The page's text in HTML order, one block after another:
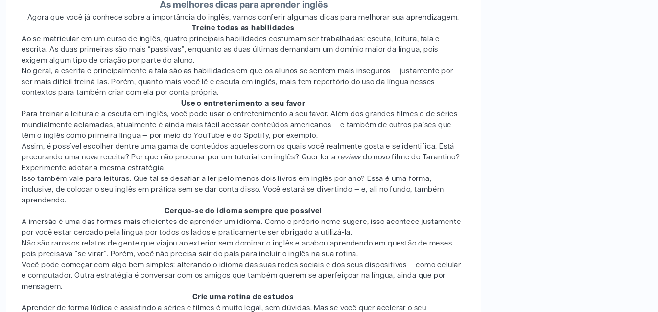
As melhores dicas para aprender inglês
Agora que você já conhece sobre a importância do inglês, vamos conferir algumas dicas para melhorar sua aprendizagem.
Treine todas as habilidades
Ao se matricular em um curso de inglês, quatro principais habilidades costumam ser trabalhadas: escuta, leitura, fala e
escrita. As duas primeiras são mais “passivas”, enquanto as duas últimas demandam um domínio maior da língua, pois
exigem algum tipo de criação por parte do aluno.
No geral, a escrita e principalmente a fala são as habilidades em que os alunos se sentem mais inseguros — justamente por
ser mais difícil treiná-las. Porém, quanto mais você lê e escuta em inglês, mais tem repertório do uso da língua nesses
contextos para também criar com ela por conta própria.
Use o entretenimento a seu favor
Para treinar a leitura e a escuta em inglês, você pode usar o entretenimento a seu favor. Além dos grandes filmes e de séries
mundialmente aclamadas, atualmente é ainda mais fácil acessar conteúdos americanos — e também de outros países que
têm o inglês como primeira língua — por meio do YouTube e do Spotify, por exemplo.
Assim, é possível escolher dentre uma gama de conteúdos aqueles com os quais você realmente gosta e se identifica. Está
procurando uma nova receita? Por que não procurar por um tutorial em inglês? Quer ler a reviewdo novo filme do Tarantino?
Experimente adotar a mesma estratégia!
Isso também vale para leituras. Que tal se desafiar a ler pelo menos dois livros em inglês por ano? Essa é uma forma,
inclusive, de colocar o seu inglês em prática sem se dar conta disso. Você estará se divertindo — e, ali no fundo, também
aprendendo.
Cerque-se do idioma sempre que possível
A imersão é uma das formas mais eficientes de aprender um idioma. Como o próprio nome sugere, isso acontece justamente
por você estar cercado pela língua por todos os lados e praticamente ser obrigado a utilizá-la.
Não são raros os relatos de gente que viajou ao exterior sem dominar o inglês e acabou aprendendo em questão de meses
pois precisava “se virar”. Porém, você não precisa sair do país para incluir o inglês na sua rotina.
Você pode começar com algo bem simples: alterando o idioma das suas redes sociais e dos seus dispositivos — como celular
e computador. Outra estratégia é conversar com os amigos que também querem se aperfeiçoar na língua, ainda que por
mensagem.
Crie uma rotina de estudos
Aprender de forma lúdica e assistindo a séries e filmes é muito legal, sem dúvidas. Mas se você quer acelerar o seu